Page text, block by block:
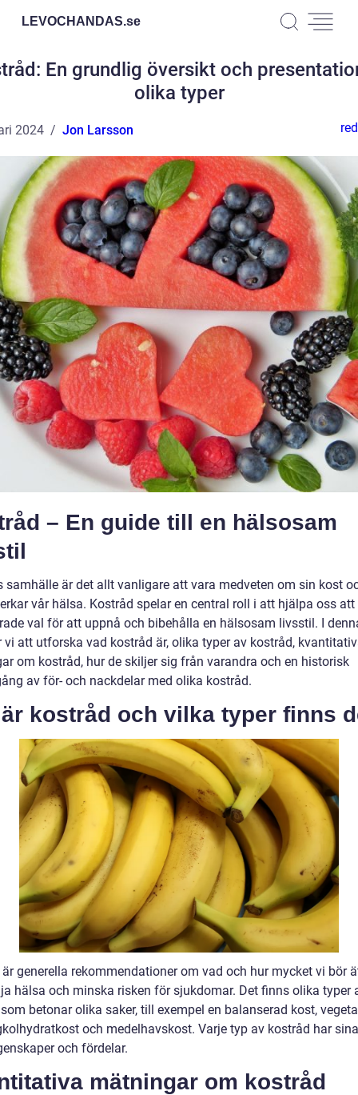
LEVOCHANDAS.se
En grundlig översikt och
olika typer
2024 Jon Larsson
– En guide till en hälsosam
samhälle är det allt vanligare att vara medveten om sin kost
vår hälsa. Kostråd spelar en central roll i att hjälpa oss att
val för att uppnå och bibehålla en hälsosam livsstil. I
vi att utforska vad kostråd är, olika typer av kostråd,
om kostråd, hur de skiljer sig från varandra och en historisk
av för- och nackdelar med olika kostråd.
är kostråd och vilka typer finns
generella rekommendationer om vad och hur mycket vi bör
hälsa och minska risken för sjukdomar. Det finns olika typer
betonar olika saker, till exempel en balanserad kost,
och medelhavskost. Varje typ av kostråd har
och fördelar.
mätningar om kostråd